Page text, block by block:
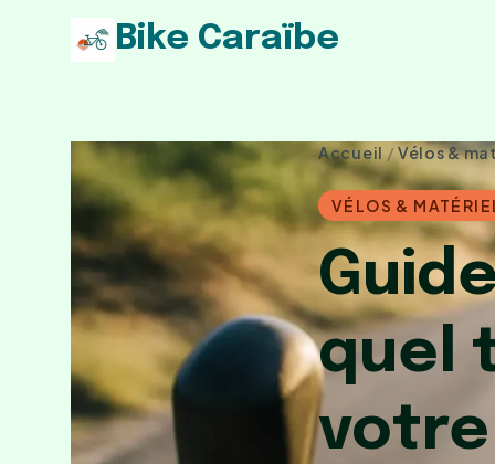
Bike Caraïbe
Accueil /Vélos &
VÉLOS &
quel